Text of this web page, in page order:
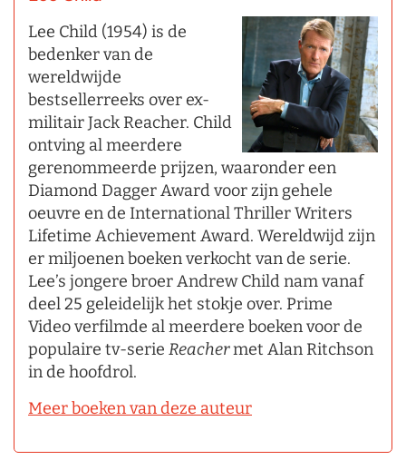
Lee Child (1954) is de
bedenker van de
wereldwijde
bestsellerreeks over ex-
militair Jack Reacher. Child
ontving al meerdere
gerenommeerde prijzen, waaronder een
Diamond Dagger Award voor zijn gehele
oeuvre en de International Thriller Writers
Lifetime Achievement Award. Wereldwijd zijn
er miljoenen boeken verkocht van de serie.
Lee’s jongere broer Andrew Child nam vanaf
deel 25 geleidelijk het stokje over. Prime
Video verfilmde al meerdere boeken voor de
populaire tv-serie Reachermet Alan Ritchson
in de hoofdrol.
Meer boeken van deze auteur